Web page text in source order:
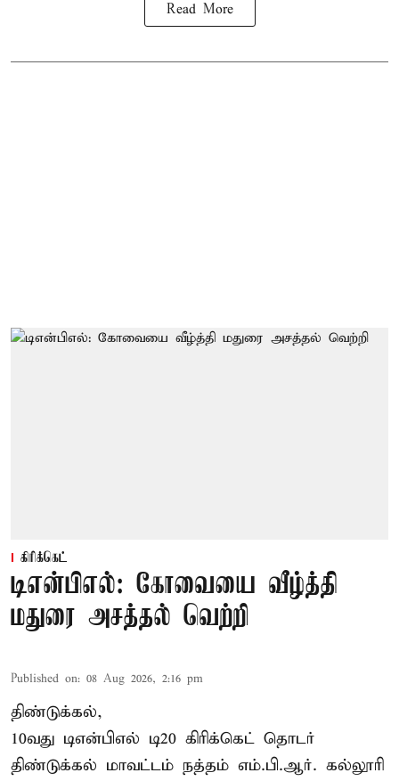
Read More
கிரிக்கெட்
டிஎன்பிஎல்: கோவையை வீழ்த்தி
மதுரை அசத்தல் வெற்றி
Published on: 08 Aug 2026, 2:16 pm
திண்டுக்கல்,
10வது டிஎன்பிஎல் டி20 கிரிக்கெட் தொடர்
திண்டுக்கல் மாவட்டம் நத்தம் எம்.பி.ஆர். கல்லூரி